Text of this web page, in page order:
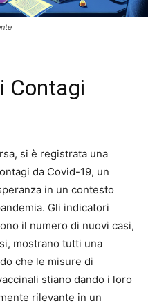
Contagi
si è registrata una
da Covid-19, un
in un contesto
Gli indicatori
il numero di nuovi casi,
mostrano tutti una
che le misure di
stiano dando i loro
rilevante in un